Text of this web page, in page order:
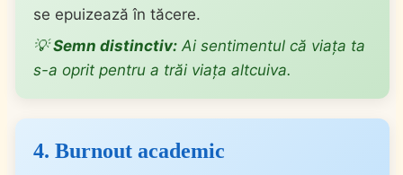
se epuizează în tăcere.
💡Semn distinctiv: Ai sentimentul că viața ta
s-a oprit pentru a trăi viața altcuiva.
4. Burnout academic